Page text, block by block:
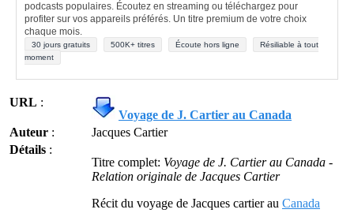
podcasts populaires. Écoutez en streaming ou téléchargez pour
profiter sur vos appareils préférés. Un titre premium de votre choix
chaque mois.
30 jours gratuits 500K+ titres Écoute hors ligne
Résiliable à tout
moment
URL :
Voyage de J. Cartier au Canada
Auteur :
Jacques Cartier
Détails :
Titre complet: Voyage de J. Cartier au Canada -
Relation originale de Jacques Cartier
Récit du voyage de Jacques cartier au Canada